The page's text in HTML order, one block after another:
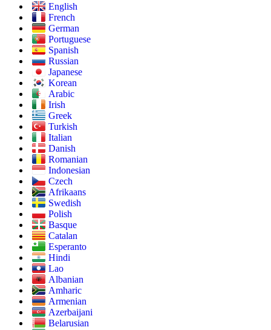
English
French
German
Portuguese
Spanish
Russian
Japanese
Korean
Arabic
Irish
Greek
Turkish
Italian
Danish
Romanian
Indonesian
Czech
Afrikaans
Swedish
Polish
Basque
Catalan
Esperanto
Hindi
Lao
Albanian
Amharic
Armenian
Azerbaijani
Belarusian